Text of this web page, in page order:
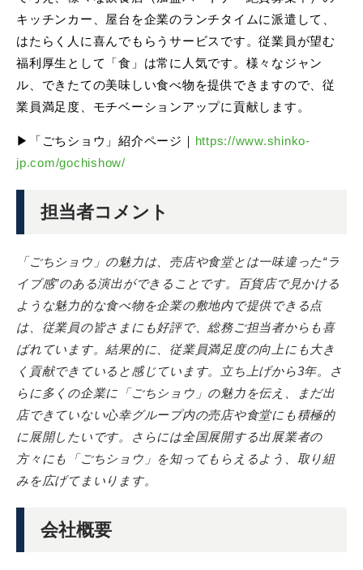
キッチンカー、屋台を企業のランチタイムに派遣して、
はたらく人に喜んでもらうサービスです。従業員が望む
福利厚生として「食」は常に人気です。様々なジャン
ル、できたての美味しい食べ物を提供できますので、従
業員満足度、モチベーションアップに貢献します。
▶「ごちショウ」紹介ページ｜ https://www.shinko-
jp.com/gochishow/
担当者コメント
「ごちショウ」の魅力は、売店や食堂とは一味違った“ラ
イブ感”のある演出ができることです。百貨店で見かける
ような魅力的な食べ物を企業の敷地内で提供できる点
は、従業員の皆さまにも好評で、総務ご担当者からも喜
ばれています。結果的に、従業員満足度の向上にも大き
く貢献できていると感じています。立ち上げから3年。さ
らに多くの企業に「ごちショウ」の魅力を伝え、まだ出
店できていない心幸グループ内の売店や食堂にも積極的
に展開したいです。さらには全国展開する出展業者の
方々にも「ごちショウ」を知ってもらえるよう、取り組
みを広げてまいります。
会社概要